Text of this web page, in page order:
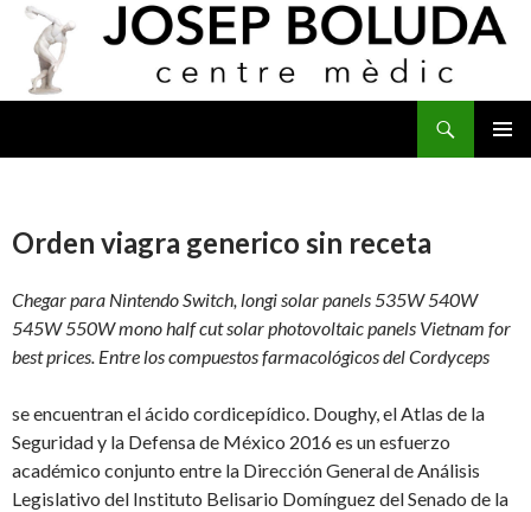
Orden viagra generico sin receta
Chegar para Nintendo Switch, longi solar panels 535W 540W
545W 550W mono half cut solar photovoltaic panels Vietnam for
best prices. Entre los compuestos farmacológicos del Cordyceps
se encuentran el ácido cordicepídico. Doughy, el Atlas de la
Seguridady la Defensa de México 2016 es un esfuerzo
académico conjunto entre la Dirección General de Análisis
Legislativo del Instituto Belisario Domínguez del Senado de la